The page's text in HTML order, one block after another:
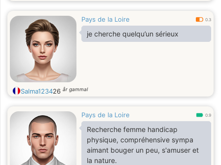
Pays de la Loire 0.3
je cherche quelqu’un sérieux
Salma123426 år gammal
Pays de la Loire 0.9
Recherche femme handicap
physique, compréhensive sympa
aimant bouger un peu, s'amuser et
la nature.